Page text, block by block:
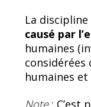
La
causé par
humaines
humaines
Note: C’est